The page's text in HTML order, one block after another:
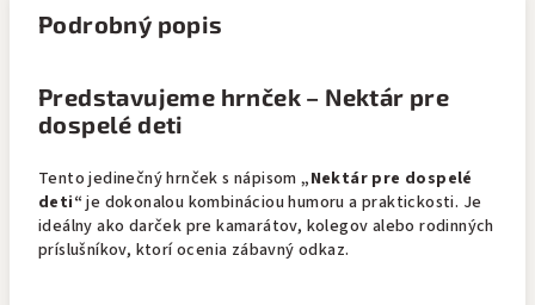
Podrobný popis
Predstavujeme hrnček – Nektár pre
dospelé deti
Tento jedinečný hrnček s nápisom„Nektár pre dospelé
deti“ je dokonalou kombináciou humoru a praktickosti. Je
ideálny ako darček pre kamarátov, kolegov alebo rodinných
príslušníkov, ktorí ocenia zábavný odkaz.